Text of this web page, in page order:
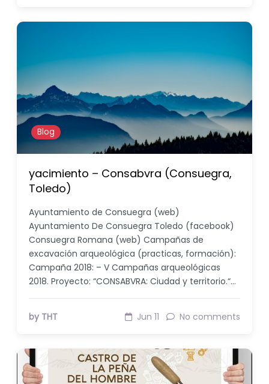
Blog
yacimiento – Consabvra (Consuegra,
Toledo)
Ayuntamiento de Consuegra (web)
Ayuntamiento De Consuegra Toledo (facebook)
Consuegra Romana (web) Campañas de
excavación arqueológica (practicas, formación):
Campaña 2018: – V Campañas arqueológicas
2018. Proyecto: “CONSABVRA: Ciudad y territorio.“…
by THT Jun 11 No comments